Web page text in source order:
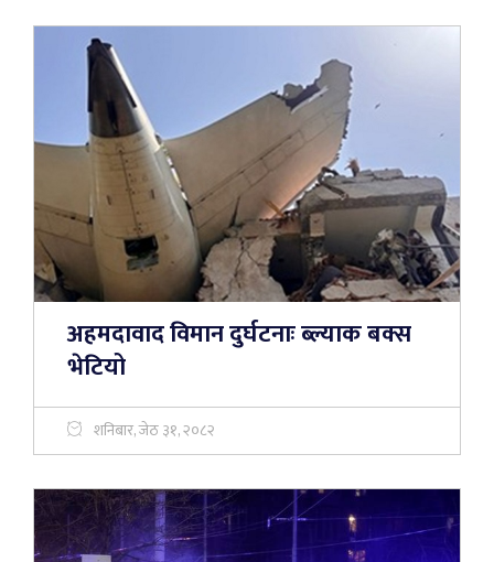
अहमदावाद विमान दुर्घटनाः ब्ल्याक बक्स
भेटियो
शनिबार, जेठ ३१, २०८२